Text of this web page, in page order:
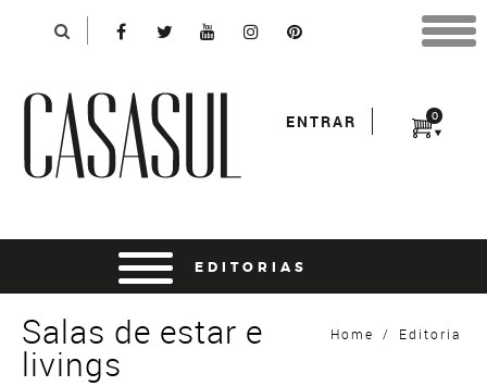
0
ENTRAR
Home / Editoria
Salas de estar e
livings
*Para finalizar sua compra informe seu e-mail:
*Senha:
entrar usando o facebook